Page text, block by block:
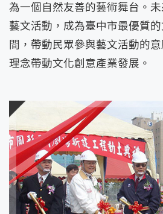
為一個自然友善的藝術舞台。
藝文活動，成為臺中市最優質
間，帶動民眾參與藝文活動的意
理念帶動文化創意產業發展。